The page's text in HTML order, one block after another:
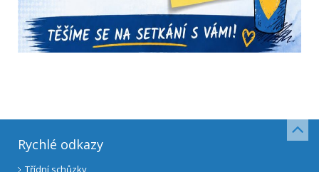
Rychlé odkazy
Třídní schůzky